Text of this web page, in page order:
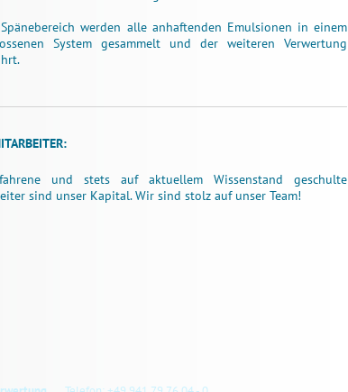
werden alle anhaftenden Emulsionen in einem
System gesammelt und der weiteren Verwertung
und stets auf aktuellem Wissenstand geschulte
sind unser Kapital. Wir sind stolz auf unser Team!